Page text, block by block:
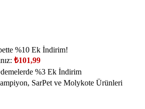
%10 Ek İndirim!
₺101,99
%3 Ek İndirim
SarPet ve Molykote Ürünleri